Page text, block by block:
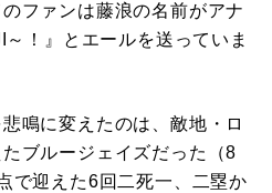
ファンは藤浪の名前がアナ
！』とエールを送っていま
鳴に変えたのは、敵地・ロ
ブルージェイズだった（8
で迎えた6回二死一、二塁か